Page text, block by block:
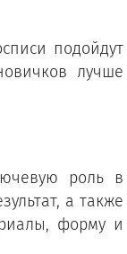
подойдут
лучше
роль в
а также
форму и